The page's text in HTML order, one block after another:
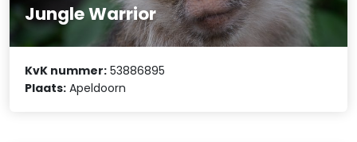
Jungle Warrior
KvK nummer: 53886895
Plaats: Apeldoorn